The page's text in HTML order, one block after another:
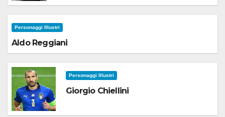
Personaggi Illustri
Aldo Reggiani
Personaggi Illustri
Giorgio Chiellini